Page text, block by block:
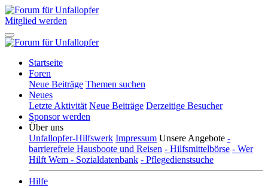
Mitglied werden
Startseite
Foren
Neue Beiträge Themen suchen
Neues
Letzte Aktivität Neue Beiträge Derzeitige Besucher
Sponsor werden
Über uns
Unfallopfer-Hilfswerk Impressum Unsere Angebote -
barrierefreie Hausboote und Reisen - Hilfsmittelbörse - Wer
Hilft Wem - Sozialdatenbank - Pflegedienstsuche
Hilfe